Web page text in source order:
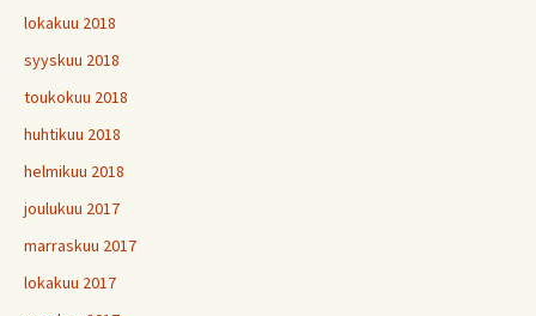
lokakuu 2018
syyskuu 2018
toukokuu 2018
huhtikuu 2018
helmikuu 2018
joulukuu 2017
marraskuu 2017
lokakuu 2017